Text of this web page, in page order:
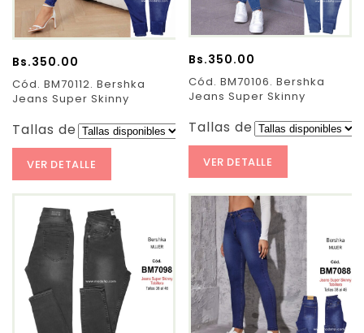
Bs.350.00
Cód. BM70112. Bershka
Jeans Super Skinny
Tallas de Pantalones:
VER DETALLE
Bs.350.00
Cód. BM70106. Bershka
Jeans Super Skinny
Tallas de Pantalones:
VER DETALLE